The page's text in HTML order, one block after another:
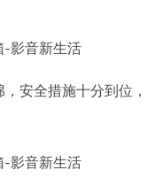
安全措施十分到位，